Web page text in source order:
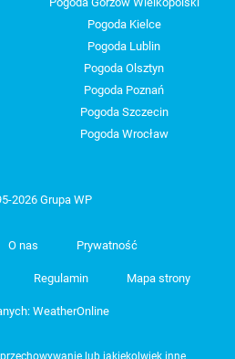
Pogoda Kielce
Pogoda Lublin
Pogoda Olsztyn
Pogoda Poznań
Pogoda Szczecin
Pogoda Wrocław
2026 Grupa WP
O nas Prywatność
Regulamin Mapa strony
WeatherOnline
lub jakiekolwiek inne